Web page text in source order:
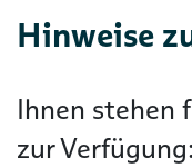
Hinweise
Ihnen stehen
zur